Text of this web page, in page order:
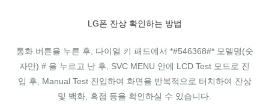
LG폰 잔상 확인하는 방법
통화 버튼을 누른 후, 다이얼 키 패드에서 *#546368#* 모델명(숫
자만) # 을 누르고 난 후, SVC MENU 안에 LCD Test 모드로 진
입 후, Manual Test 진입하여 화면을 반복적으로 터치하여 잔상
및 백화, 흑점 등을 확인하실 수 있습니다.